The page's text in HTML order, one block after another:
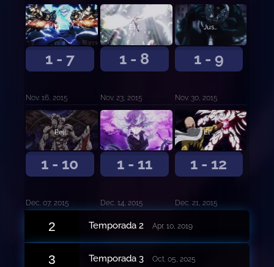
1 - 7
El alumno supremo
Nov. 16, 2015
1 - 8
El rey del mar profundo
Nov. 23, 2015
1 - 9
Justicia inflexible
Nov. 30, 2015
1 - 10
Peligro inigualable
Dec. 07, 2015
1 - 11
El dominador del universo
Dec. 14, 2015
1 - 12
El heroe mas fuerte
Dec. 21, 2015
2 Temporada 2 Apr. 10, 2019
3 Temporada 3 Oct. 05, 2025